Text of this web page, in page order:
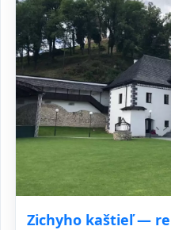
Zichyho kaštieľ —